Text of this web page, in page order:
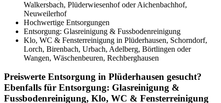
Walkersbach, Plüderwiesenhof oder Aichenbachhof,
Neuweilerhof
Hochwertige Entsorgungen
Entsorgung: Glasreinigung & Fussbodenreinigung
Klo, WC & Fensterreinigung in Plüderhausen, Schorndorf,
Lorch, Birenbach, Urbach, Adelberg, Börtlingen oder
Wangen, Wäschenbeuren, Rechberghausen
Preiswerte Entsorgung in Plüderhausen gesucht?
Ebenfalls für Entsorgung: Glasreinigung &
Fussbodenreinigung, Klo, WC & Fensterreinigung